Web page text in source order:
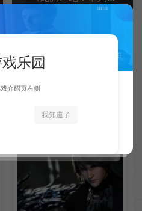
乐园
介绍页右侧
我知道了